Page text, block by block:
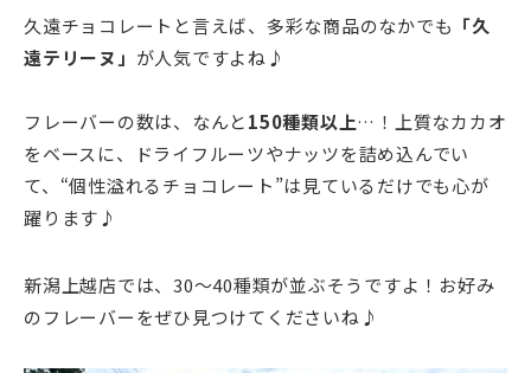
久遠チョコレートと言えば、多彩な商品のなかでも 「久
遠テリーヌ」 が人気ですよね♪
フレーバーの数は、なんと150種類以上…！上質なカカオ
をベースに、ドライフルーツやナッツを詰め込んでい
て、“個性溢れるチョコレート”は見ているだけでも心が
躍ります♪
新潟上越店では、30〜40種類が並ぶそうですよ！お好み
のフレーバーをぜひ見つけてくださいね♪